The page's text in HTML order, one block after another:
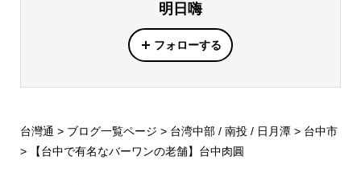
明日嗨
フォローする
台灣通 > ブログ一覧ページ > 台湾中部 / 南投 / 日月潭> 台中市
>
【台中で有名なバーワンの老舗】台中肉圓